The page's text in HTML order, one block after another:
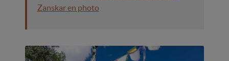
Zanskar en photo